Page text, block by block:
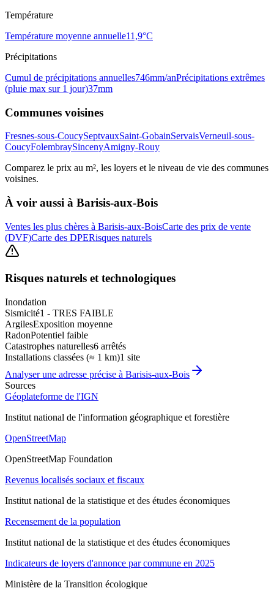
Température
Température moyenne annuelle11,9°C
Précipitations
Cumul de précipitations annuelles746mm/anPrécipitations extrêmes
(pluie max sur 1 jour)37mm
Communes voisines
Fresnes-sous-CoucySeptvauxSaint-GobainServaisVerneuil-sous-
CoucyFolembraySincenyAmigny-Rouy
Comparez le prix au m², les loyers et le niveau de vie des communes
voisines.
À voir aussi à Barisis-aux-Bois
Ventes les plus chères à Barisis-aux-BoisCarte des prix de vente
(DVF)Carte des DPERisques naturels
Risques naturels et technologiques
Inondation
Sismicité1 - TRES FAIBLE
ArgilesExposition moyenne
RadonPotentiel faible
Catastrophes naturelles6 arrêtés
Installations classées (≈ 1 km)1 site
Analyser une adresse précise à Barisis-aux-Bois
Sources
Géoplateforme de l'IGN
Institut national de l'information géographique et forestière
OpenStreetMap
OpenStreetMap Foundation
Revenus localisés sociaux et fiscaux
Institut national de la statistique et des études économiques
Recensement de la population
Institut national de la statistique et des études économiques
Indicateurs de loyers d'annonce par commune en 2025
Ministère de la Transition écologique